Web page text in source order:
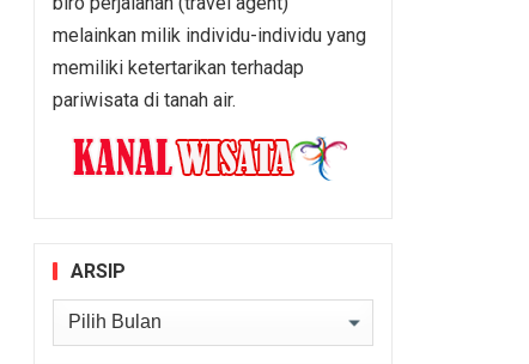
melainkan milik individu-individu yang
memiliki ketertarikan terhadap
pariwisata di tanah air.
ARSIP
Arsip